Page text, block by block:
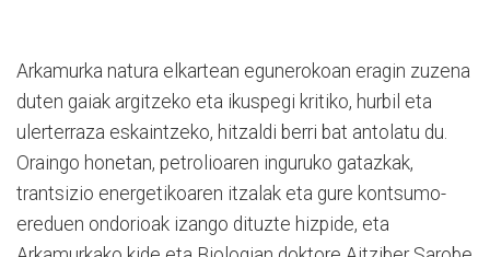
Arkamurka natura elkartean egunerokoan eragin zuzena
duten gaiak argitzeko eta ikuspegi kritiko, hurbil eta
ulerterraza eskaintzeko, hitzaldi berri bat antolatu du.
Oraingo honetan, petrolioaren inguruko gatazkak,
trantsizio energetikoaren itzalak eta gure kontsumo-
ereduen ondorioak izango dituzte hizpide, eta